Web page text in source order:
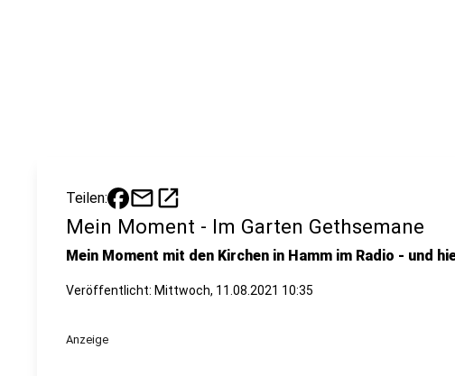
Teilen: mailopen_in_new
Mein Moment - Im Garten Gethsemane
Mein Moment mit den Kirchen in Hamm im Radio - und
Veröffentlicht: Mittwoch, 11.08.2021 10:35
Anzeige